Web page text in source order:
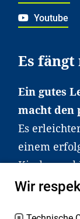
Youtube
Es
Ein gutes
macht den
Es
einem
Kinder und
haben
Wir